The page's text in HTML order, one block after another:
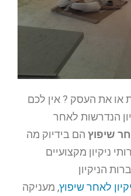
או את העסק ? אין לכם
הנדרשות לאחר
שיפוץ הם בידיוק מה
ניקיון מקצועיים
הניקיון
לאחר שיפוץ, מעניקה